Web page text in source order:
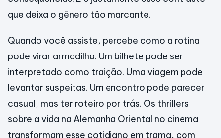
que deixa o gênero tão marcante.
Quando você assiste, percebe como a rotina
pode virar armadilha. Um bilhete pode ser
interpretado como traição. Uma viagem pode
levantar suspeitas. Um encontro pode parecer
casual, mas ter roteiro por trás. Os thrillers
sobre a vida na Alemanha Oriental no cinema
transformam esse cotidiano em trama, com